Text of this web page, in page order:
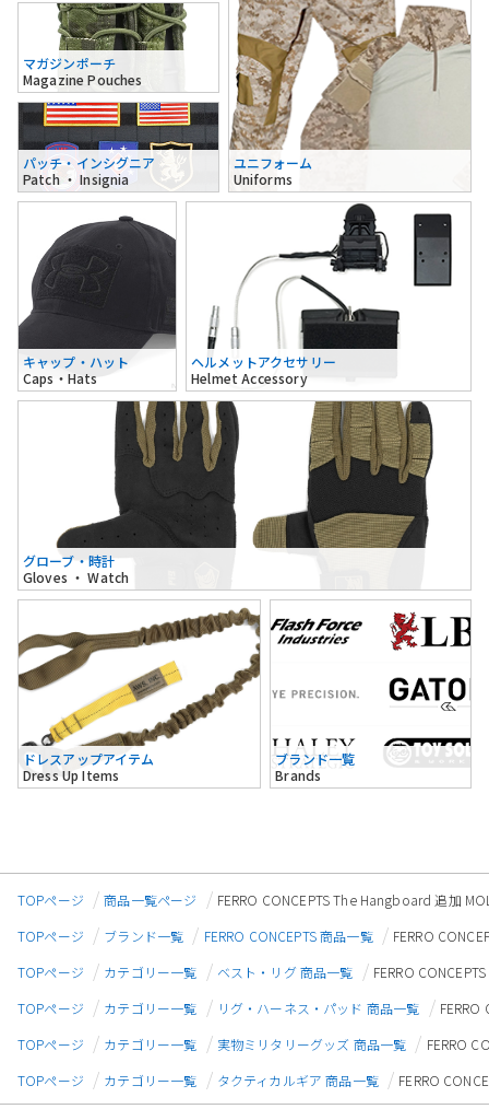
マガジンポーチ
Magazine Pouches
パッチ・インシグニア
Patch ・ Insignia
ユニフォーム
Uniforms
キャップ・ハット
Caps・Hats
ヘルメットアクセサリー
Helmet Accessory
グローブ・時計
Gloves ・ Watch
ドレスアップアイテム
Dress Up Items
ブランド一覧
Brands
TOPページ 商品一覧ページ
FERRO CONCEPTS The Hangboard 追加
TOPページ
ブランド一覧 FERRO CONCEPTS 商品一覧
FERRO
TOPページ
カテゴリー一覧 ベスト・リグ 商品一覧
FERRO
TOPページ
カテゴリー一覧 リグ・ハーネス・パッド 商品一覧
TOPページ
カテゴリー一覧 実物ミリタリーグッズ 商品一覧
FERRO
TOPページ
カテゴリー一覧 タクティカルギア 商品一覧 FERRO